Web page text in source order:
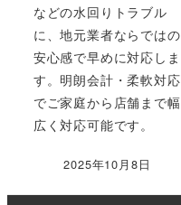
などの水回りトラブル
に、地元業者ならではの
安心感で早めに対応しま
す。明朗会計・柔軟対応
でご家庭から店舗まで幅
広く対応可能です。
2025年10月8日